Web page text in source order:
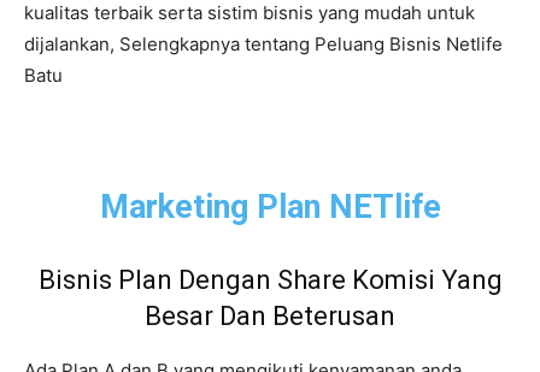
kualitas terbaik serta sistim bisnis yang mudah untuk
dijalankan, Selengkapnya tentang Peluang Bisnis Netlife
Batu
Marketing Plan NETlife
Bisnis Plan Dengan Share Komisi Yang
Besar Dan Beterusan